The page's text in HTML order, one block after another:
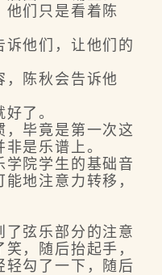
们只是看着陈
他们，让他们的
陈秋会告诉他
了。
毕竟是第一次这
是乐谱上。
院学生的基础音
地注意力转移，
弦乐部分的注意
，随后抬起手，
轻勾了一下，随后